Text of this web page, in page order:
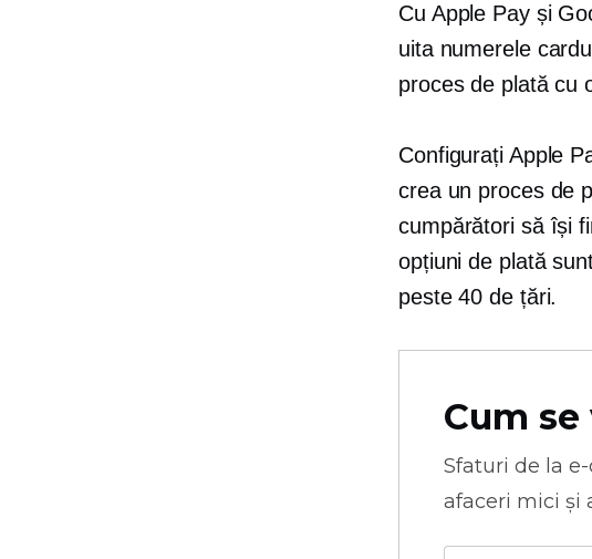
Cu Apple Pay și
uita numerele
proces de plată cu
Configurați Apple
crea un proces de
cumpărători să își
opțiuni de plată
peste 40 de țări.
Cum
Sfaturi de la
afaceri mici și